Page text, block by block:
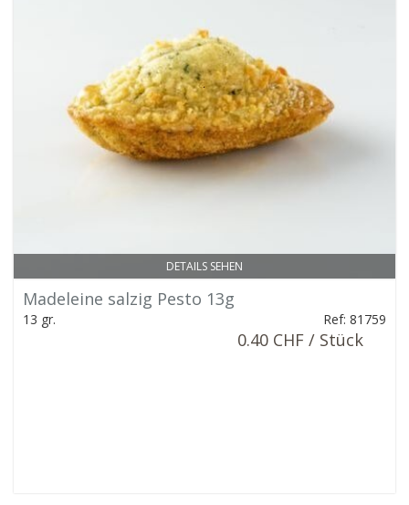
DETAILS SEHEN
Madeleine salzig Pesto 13g
13 gr. Ref: 81759
0.40 CHF / Stück